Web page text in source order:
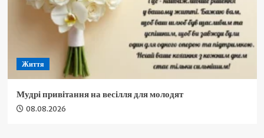
Життя
Мудрі привітання на весілля для молодят
08.08.2026